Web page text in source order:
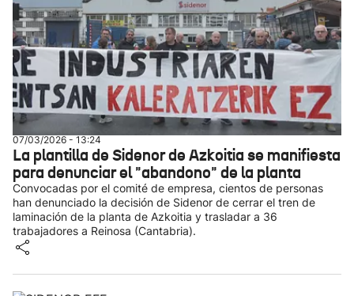
07/03/2026 - 13:24
La plantilla de Sidenor de Azkoitia se manifiesta
para denunciar el "abandono" de la planta
Convocadas por el comité de empresa, cientos de personas
han denunciado la decisión de Sidenor de cerrar el tren de
laminación de la planta de Azkoitia y trasladar a 36
trabajadores a Reinosa (Cantabria).